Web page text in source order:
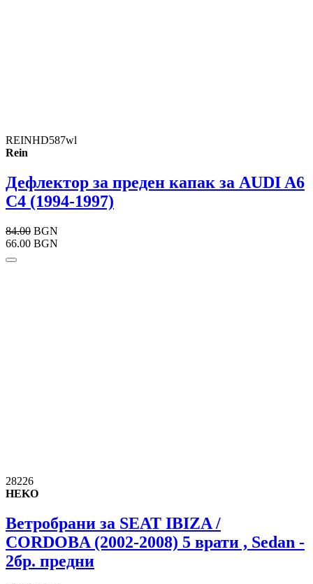
REINHD587wl
Rein
Дефлектор за преден капак за AUDI A6
С4 (1994-1997)
84.00 BGN
66.00 BGN
28226
HEKO
Ветробрани за SEAT IBIZA /
CORDOBA (2002-2008) 5 врати , Sedan -
2бр. предни